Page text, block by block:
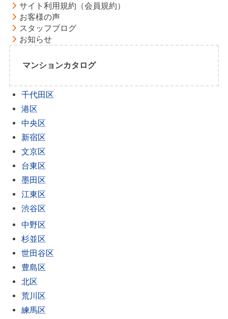
サイト利用規約（会員規約）
お客様の声
スタッフブログ
お知らせ
マンションカタログ
千代田区
港区
中央区
新宿区
文京区
台東区
墨田区
江東区
渋谷区
中野区
杉並区
世田谷区
豊島区
北区
荒川区
練馬区